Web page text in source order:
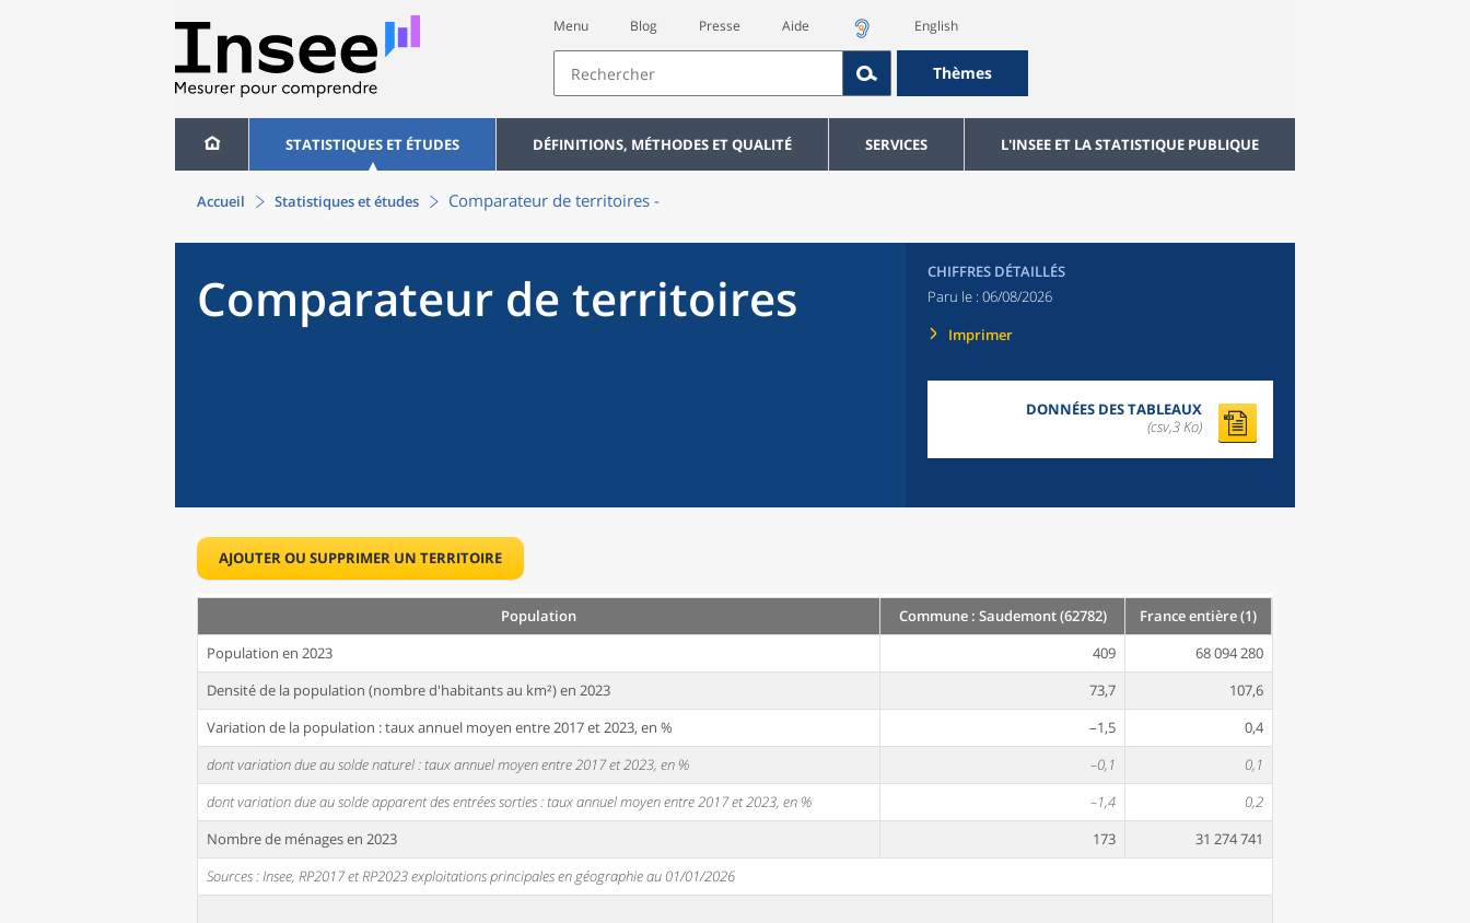
Menu Blog Presse Aide English
Thèmes
STATISTIQUES ET ÉTUDES DÉFINITIONS, MÉTHODES ET QUALITÉ SERVICES L'INSEE ET LA STATISTIQUE PUBLIQUE
Accueil Statistiques et études Comparateur de territoires -
Comparateur de territoires
CHIFFRES DÉTAILLÉS
Paru le : 06/08/2026
Imprimer
DONNÉES DES TABLEAUX
(csv,3 Ko)
AJOUTER OU SUPPRIMER UN TERRITOIRE
Population Commune : Saudemont (62782)
France entière (1)
Population en 2023
409
68 094 280
Densité de la population (nombre d'habitants au km²) en 2023
73,7
107,6
Variation de la population : taux annuel moyen entre 2017 et 2023, en %
–1,5
0,4
dont variation due au solde naturel : taux annuel moyen entre 2017 et 2023, en %
–0,1
0,1
dont variation due au solde apparent des entrées sorties : taux annuel moyen entre 2017 et 2023, en %
–1,4
0,2
Nombre de ménages en 2023
173
31 274 741
Sources : Insee, RP2017 et RP2023 exploitations principales en géographie au 01/01/2026